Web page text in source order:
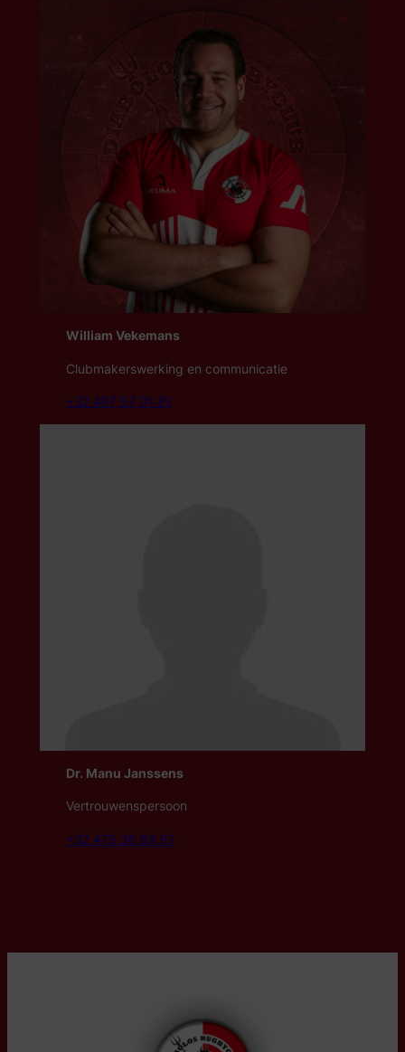
William Vekemans
Clubmakerswerking en communicatie
+32 497 57 01 81
Dr. Manu Janssens
Vertrouwenspersoon
+32 475 36 68 67